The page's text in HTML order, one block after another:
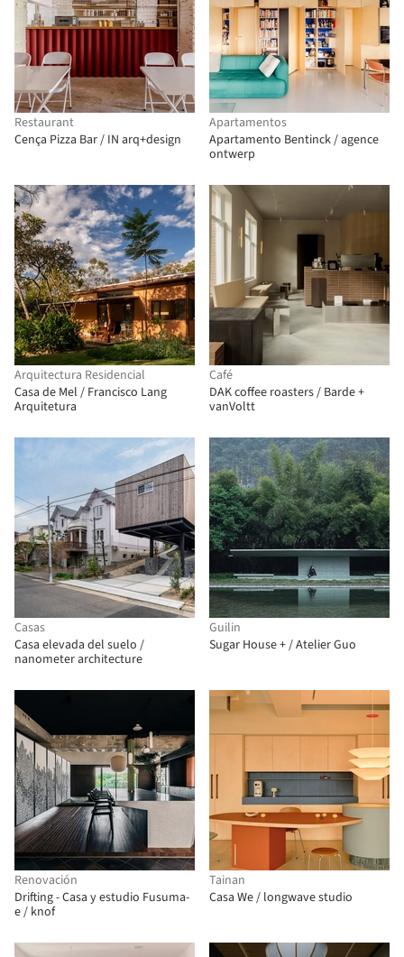
Restaurant
Cença Pizza Bar / IN arq+design
Apartamentos
Apartamento Bentinck / agence
ontwerp
Arquitectura Residencial
Casa de Mel / Francisco Lang
Arquitetura
Café
DAK coffee roasters / Barde +
vanVoltt
Casas
Casa elevada del suelo /
nanometer architecture
Guilin
Sugar House + / Atelier Guo
Renovación
Drifting - Casa y estudio Fusuma-
e / knof
Tainan
Casa We / longwave studio